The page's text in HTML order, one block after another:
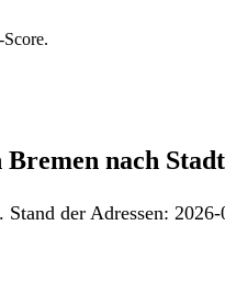
nach
Stand der Adressen: